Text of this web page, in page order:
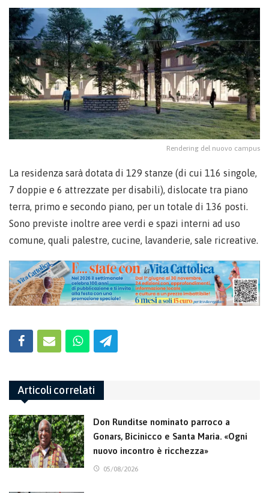
Rendering del nuovo campus
La residenza sarà dotata di 129 stanze (di cui 116 singole,
7 doppie e 6 attrezzate per disabili), dislocate tra piano
terra, primo e secondo piano, per un totale di 136 posti.
Sono previste inoltre aree verdi e spazi interni ad uso
comune, quali palestre, cucine, lavanderie, sale ricreative.
Articoli correlati
Don Runditse nominato parroco a
Gonars, Bicinicco e Santa Maria. «Ogni
nuovo incontro è ricchezza»
05/08/2026